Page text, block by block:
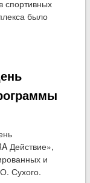
спортивных
было
Действие»,
и
Сухого.